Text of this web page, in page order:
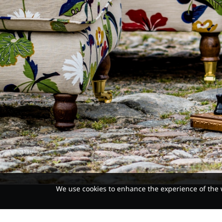
We use cookies to enhance the experience of the